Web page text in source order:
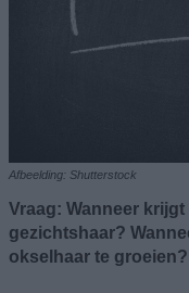
Afbeelding: Shutterstock
Vraag: Wanneer
gezichtshaar?
okselhaar te